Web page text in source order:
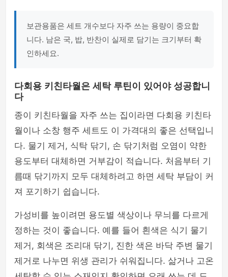
보관용품은 세트 개수보다 자주 쓰는 용량이 중요합
니다. 남은 국, 밥, 반찬이 실제로 담기는 크기부터 확
인하세요.
다회용 키친타월은 세탁 루틴이 있어야 성공합니
다
종이 키친타월을 자주 쓰는 집이라면 다회용 키친타
월이나 소창 행주 세트도 이 가격대의 좋은 선택입니
다. 물기 제거, 식탁 닦기, 손 닦기처럼 오염이 약한
용도부터 대체하면 거부감이 적습니다. 처음부터 기
름때 닦기까지 모두 대체하려고 하면 세탁 부담이 커
져 포기하기 쉽습니다.
가성비를 높이려면 용도별 색상이나 무늬를 다르게
정하는 것이 좋습니다. 예를 들어 흰색은 식기 물기
제거, 회색은 조리대 닦기, 진한 색은 바닥 주변 물기
제거로 나누면 위생 관리가 쉬워집니다. 삶거나 고온